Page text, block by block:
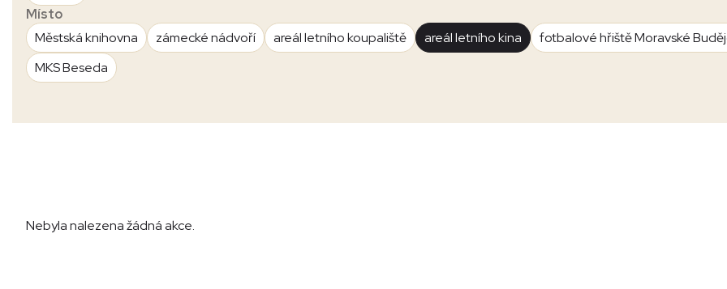
Místo
Městská knihovna
zámecké nádvoří areál letního koupaliště areál letního kina
fotbalové hřiště Moravské
MKS Beseda
Nebyla nalezena žádná akce.